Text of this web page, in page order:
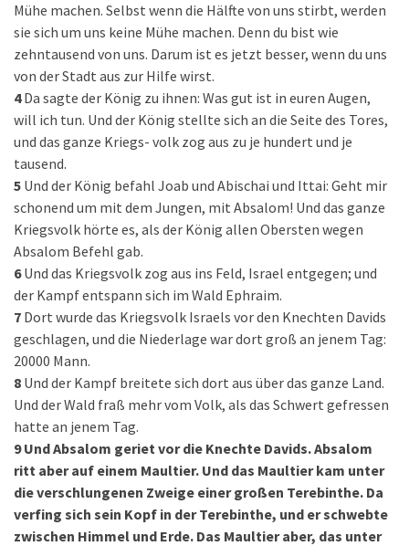
Mühe machen. Selbst wenn die Hälfte von uns stirbt, werden
sie sich um uns keine Mühe machen. Denn du bist wie
zehntausend von uns. Darum ist es jetzt besser, wenn du uns
von der Stadt aus zur Hilfe wirst.
4 Da sagte der König zu ihnen: Was gut ist in euren Augen,
will ich tun. Und der König stellte sich an die Seite des Tores,
und das ganze Kriegs- volk zog aus zu je hundert und je
tausend.
5 Und der König befahl Joab und Abischai und Ittai: Geht mir
schonend um mit dem Jungen, mit Absalom! Und das ganze
Kriegsvolk hörte es, als der König allen Obersten wegen
Absalom Befehl gab.
6 Und das Kriegsvolk zog aus ins Feld, Israel entgegen; und
der Kampf entspann sich im Wald Ephraim.
7 Dort wurde das Kriegsvolk Israels vor den Knechten Davids
geschlagen, und die Niederlage war dort groß an jenem Tag:
20000 Mann.
8 Und der Kampf breitete sich dort aus über das ganze Land.
Und der Wald fraß mehr vom Volk, als das Schwert gefressen
hatte an jenem Tag.
9 Und Absalom geriet vor die Knechte Davids. Absalom
ritt aber auf einem Maultier. Und das Maultier kam unter
die verschlungenen Zweige einer großen Terebinthe. Da
verfing sich sein Kopf in der Terebinthe, und er schwebte
zwischen Himmel und Erde. Das Maultier aber, das unter